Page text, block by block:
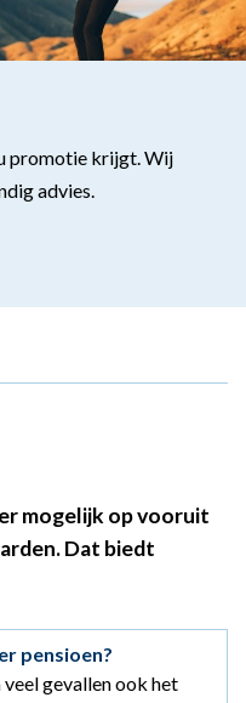
promotie krijgt. Wij
advies.
mogelijk op vooruit
Dat biedt
pensioen?
gevallen ook het